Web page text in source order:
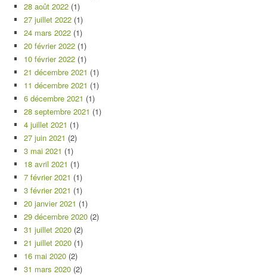
28 août 2022 (1)
27 juillet 2022 (1)
24 mars 2022 (1)
20 février 2022 (1)
10 février 2022 (1)
21 décembre 2021 (1)
11 décembre 2021 (1)
6 décembre 2021 (1)
28 septembre 2021 (1)
4 juillet 2021 (1)
27 juin 2021 (2)
3 mai 2021 (1)
18 avril 2021 (1)
7 février 2021 (1)
3 février 2021 (1)
20 janvier 2021 (1)
29 décembre 2020 (2)
31 juillet 2020 (2)
21 juillet 2020 (1)
16 mai 2020 (2)
31 mars 2020 (2)